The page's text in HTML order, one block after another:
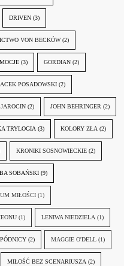
DRIVEN (3)
VON BECKÓW (2)
(3) GORDIAN (2)
POSADOWSKI (2)
JAROCIN (2) JOHN BEHRINGER (2)
TRYLOGIA (3) KOLORY ZŁA (2)
KRONIKI SOSNOWIECKIE (2)
SOBAŃSKI (9)
MIŁOŚCI (1)
(1) LENIWA NIEDZIELA (1)
(2) MAGGIE O'DELL (1)
MIŁOŚĆ BEZ SCENARIUSZA (2)